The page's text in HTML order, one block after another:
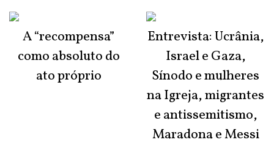
A “recompensa”
como absoluto do
ato próprio
Entrevista: Ucrânia,
Israel e Gaza,
Sínodo e mulheres
na Igreja, migrantes
e antissemitismo,
Maradona e Messi